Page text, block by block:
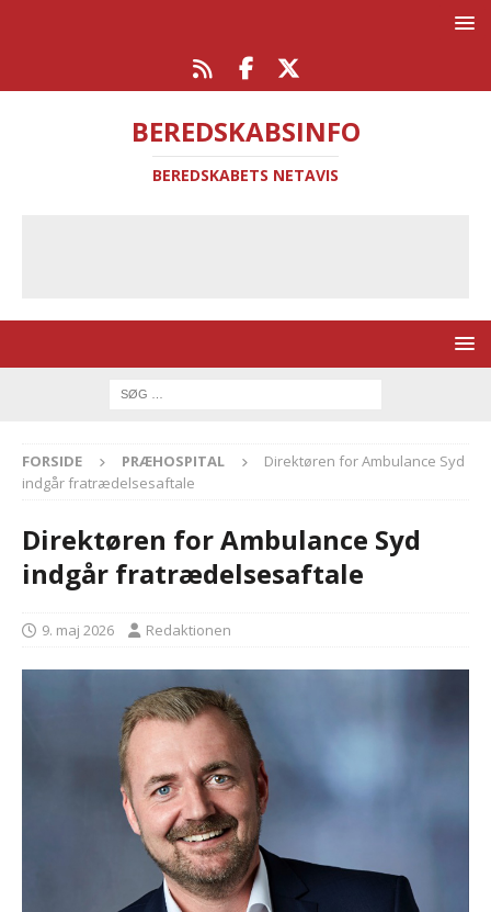
BEREDSKABSINFO
BEREDSKABETS NETAVIS
FORSIDE PRÆHOSPITAL
Direktøren for Ambulance Syd
indgår fratrædelsesaftale
Direktøren for Ambulance Syd
indgår fratrædelsesaftale
9. maj 2026 Redaktionen